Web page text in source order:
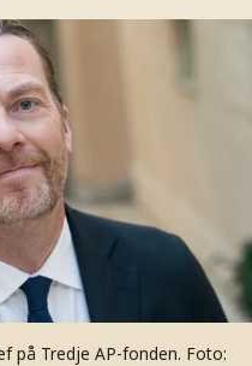
på Tredje AP-fonden. Foto: